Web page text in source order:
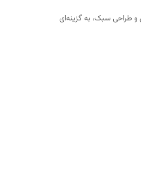
طراحی سبک، به گزینه‌ای